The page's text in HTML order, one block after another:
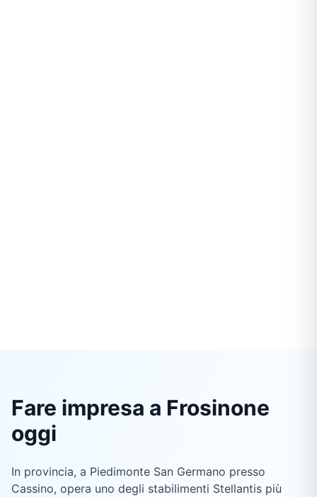
Fare impresa a Frosinone
oggi
In provincia, a Piedimonte San Germano presso
Cassino, opera uno degli stabilimenti Stellantis più